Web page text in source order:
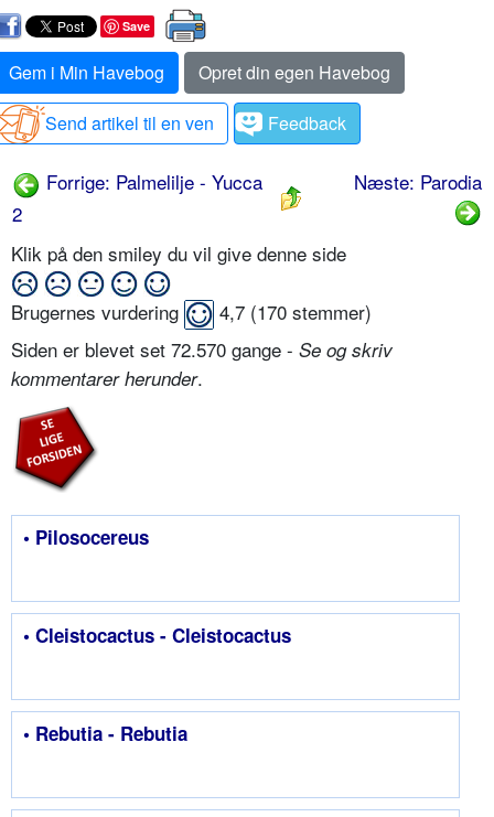
Save
Gem i Min Havebog
Opret din egen Havebog
Send artikel til en ven
Feedback
Forrige: Palmelilje - Yucca
2
Næste: Parodia
Klik på den smiley du vil give denne side
Brugernes vurdering 4,7 (170 stemmer)
Siden er blevet set 72.570 gange - Se og skriv
kommentarer herunder.
• Pilosocereus
• Cleistocactus - Cleistocactus
• Rebutia - Rebutia